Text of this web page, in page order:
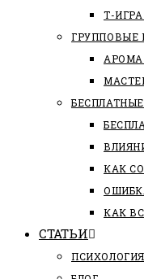
Т-ИГРА
ГРУППОВЫЕ
КАК
КАК
СТАТЬИ